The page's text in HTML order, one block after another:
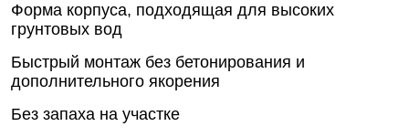
Форма корпуса, подходящая для высоких
грунтовых вод
Быстрый монтаж без бетонирования и
дополнительного якорения
Без запаха на участке